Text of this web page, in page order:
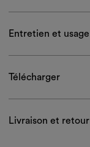
Entretien et usage
Télécharger
Livraison et retour